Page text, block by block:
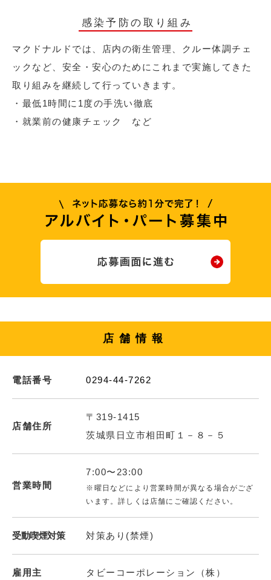
感染予防の取り組み
マクドナルドでは、店内の衛生管理、クルー体調チェ
ックなど、安全・安心のためにこれまで実施してきた
取り組みを継続して行っていきます。
・最低1時間に1度の手洗い徹底
・就業前の健康チェック など
店舗情報
電話番号 0294-44-7262
店舗住所
〒319-1415
茨城県日立市相田町１－８－５
営業時間
7:00〜23:00
※曜日などにより営業時間が異なる場合がござ
います。詳しくは店舗にご確認ください。
受動喫煙対策 対策あり(禁煙)
雇用主 タビーコーポレーション（株）